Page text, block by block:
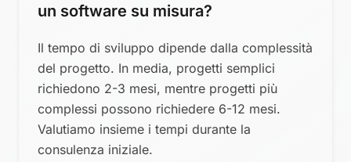
un software su misura?
Il tempo di sviluppo dipende dalla complessità
del progetto. In media, progetti semplici
richiedono 2-3 mesi, mentre progetti più
complessi possono richiedere 6-12 mesi.
Valutiamo insieme i tempi durante la
consulenza iniziale.